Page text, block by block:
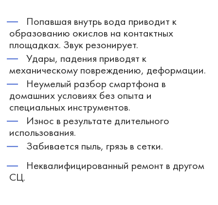
Попавшая внутрь вода приводит к
образованию окислов на контактных
площадках. Звук резонирует.
Удары, падения приводят к
механическому повреждению, деформации.
Неумелый разбор смартфона в
домашних условиях без опыта и
специальных инструментов.
Износ в результате длительного
использования.
Забивается пыль, грязь в сетки.
Неквалифицированный ремонт в другом
СЦ.